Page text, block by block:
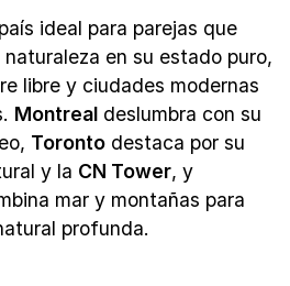
ideal para parejas que
en su estado puro,
libre y ciudades modernas
Montreal deslumbra con su
Toronto destaca por su
y la CN Tower, y
mar y montañas para
profunda.